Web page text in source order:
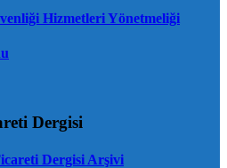
Hizmetleri Yönetmeliği
Dergisi
Dergisi Arşivi